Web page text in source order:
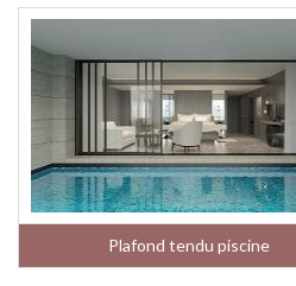
Plafond tendu piscine